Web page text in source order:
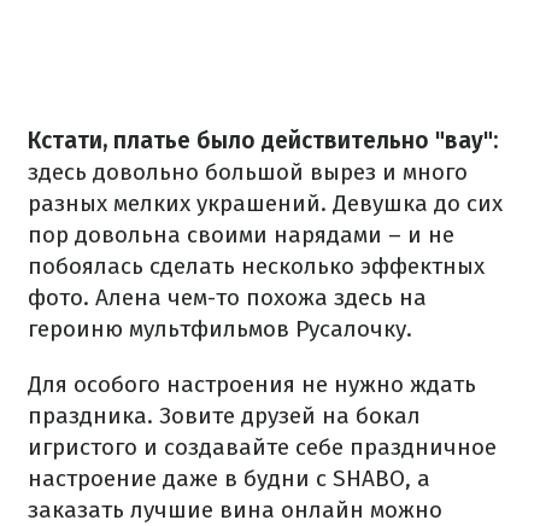
Кстати, платье было действительно "вау":
здесь довольно большой вырез и много
разных мелких украшений. Девушка до сих
пор довольна своими нарядами – и не
побоялась сделать несколько эффектных
фото. Алена чем-то похожа здесь на
героиню мультфильмов Русалочку.
Для особого настроения не нужно ждать
праздника. Зовите друзей на бокал
игристого и создавайте себе праздничное
настроение даже в будни с SHABO, а
заказать лучшие вина онлайн можно